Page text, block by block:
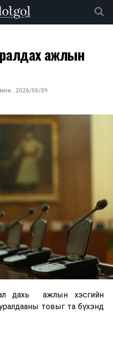
ажлын
, 2026/06/09
дахь ажлын хэсгийн
товыг та бүхэнд